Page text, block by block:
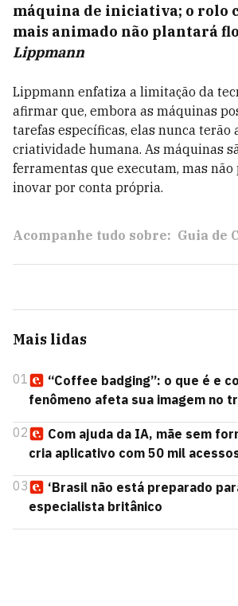
máquina de iniciativa; o rolo
mais animado não plantará
Lippmann
Lippmann enfatiza a limitação da
afirmar que, embora as máquinas
tarefas específicas, elas nunca terão
criatividade humana. As máquinas
ferramentas que executam, mas
inovar por conta própria.
Acompanhe tudo sobre: Guia de
Mais lidas
01
“Coffee badging”: o que é e
fenômeno afeta sua imagem no
02
Com ajuda da IA, mãe sem
cria aplicativo com 50 mil
03
‘Brasil não está preparado
especialista britânico